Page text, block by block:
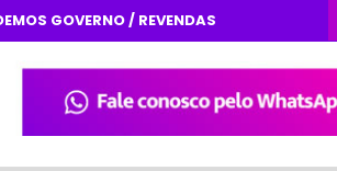
GOVERNO / REVENDAS